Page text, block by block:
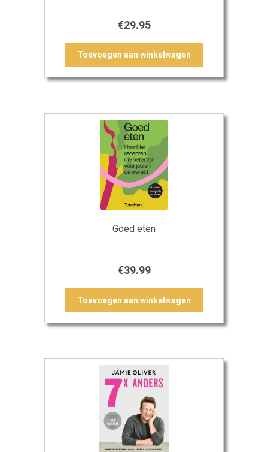
€29.95
Toevoegen aan winkelwagen
Goed eten
€39.99
Toevoegen aan winkelwagen